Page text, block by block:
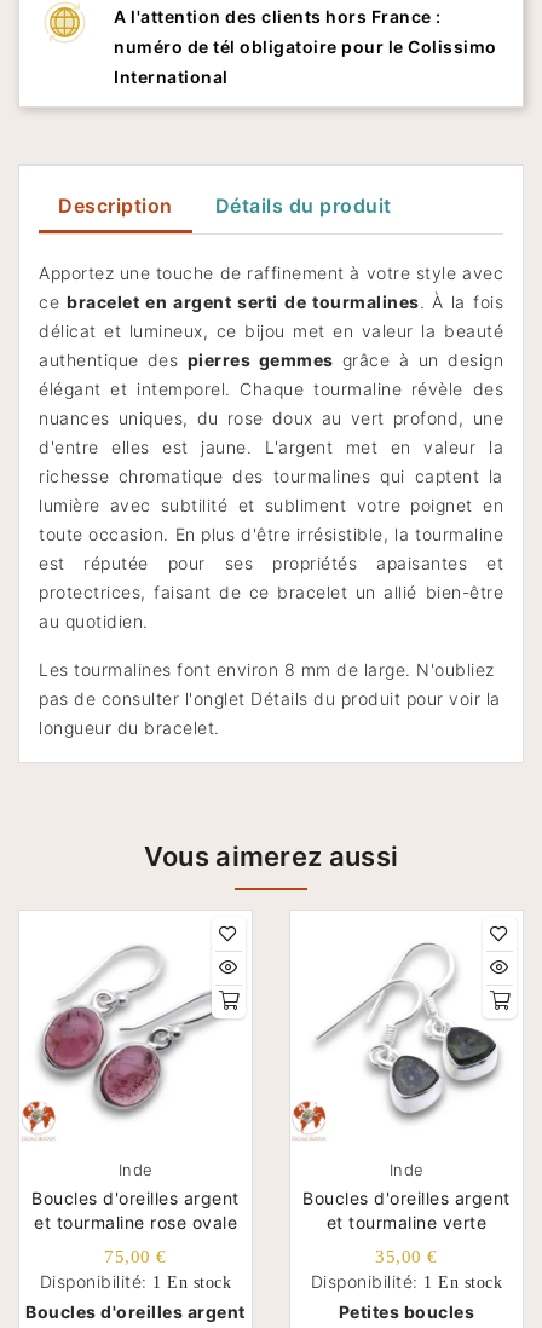
A l'attention des clients hors France :
numéro de tél obligatoire pour le Colissimo
International
Description Détails du produit
Apportez une touche de raffinement à votre style avec
cebracelet en argent serti de tourmalines. À la fois
délicat et lumineux, ce bijou met en valeur la beauté
authentique des pierres gemmes grâce à un design
élégant et intemporel. Chaque tourmaline révèle des
nuances uniques, du rose doux au vert profond, une
d'entre elles est jaune. L'argent met en valeur la
richesse chromatique des tourmalines qui captent la
lumière avec subtilité et subliment votre poignet en
toute occasion. En plus d'être irrésistible, la tourmaline
est réputée pour ses propriétés apaisantes et
protectrices, faisant de ce bracelet un allié bien-être
au quotidien.
Les tourmalines font environ 8 mm de large. N'oubliez
pas de consulter l'onglet Détails du produit pour voir la
longueur du bracelet.
Vous aimerez aussi
Inde
Boucles d'oreilles argent
et tourmaline rose ovale
75,00 €
Disponibilité: 1 En stock
Boucles d'oreilles argent
Inde
Boucles d'oreilles argent
et tourmaline verte
35,00 €
Disponibilité: 1 En stock
Petites boucles